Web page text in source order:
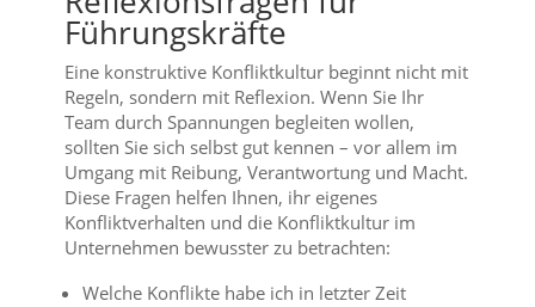
Führungskräfte
Eine konstruktive Konfliktkultur beginnt nicht mit
Regeln, sondern mit Reflexion. Wenn Sie Ihr
Team durch Spannungen begleiten wollen,
sollten Sie sich selbst gut kennen – vor allem im
Umgang mit Reibung, Verantwortung und Macht.
Diese Fragen helfen Ihnen, ihr eigenes
Konfliktverhalten und die Konfliktkultur im
Unternehmen bewusster zu betrachten:
Welche Konflikte habe ich in letzter Zeit